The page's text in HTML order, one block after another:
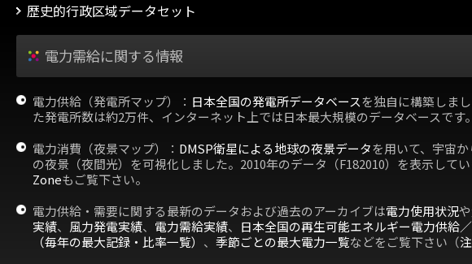
歴史的行政区域データセット
電力需給に関する情報
電力供給（発電所マップ）： 日本全国の発電所データベースを独自に構築しま
た発電所数は約2万件、インターネット上では日本最大規模のデータベースです。
電力消費（夜景マップ）： DMSP衛星による地球の夜景データを用いて、宇宙
の夜景（夜間光）を可視化しました。2010年のデータ（F182010）を表示してい
Zoneもご覧下さい。
電力供給・需要に関する最新のデータおよび過去のアーカイブは電力使用状況や
実績、 風力発電実績、 電力需給実績、 日本全国の再生可能エネルギー電力供給
（毎年の最大記録・比率一覧） 、 季節ごとの最大電力一覧などをご覧下さい（